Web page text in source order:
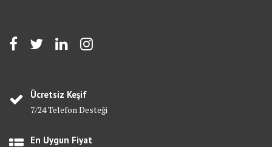
Ücretsiz Keşif
7/24 Telefon Desteği
En Uygun Fiyat